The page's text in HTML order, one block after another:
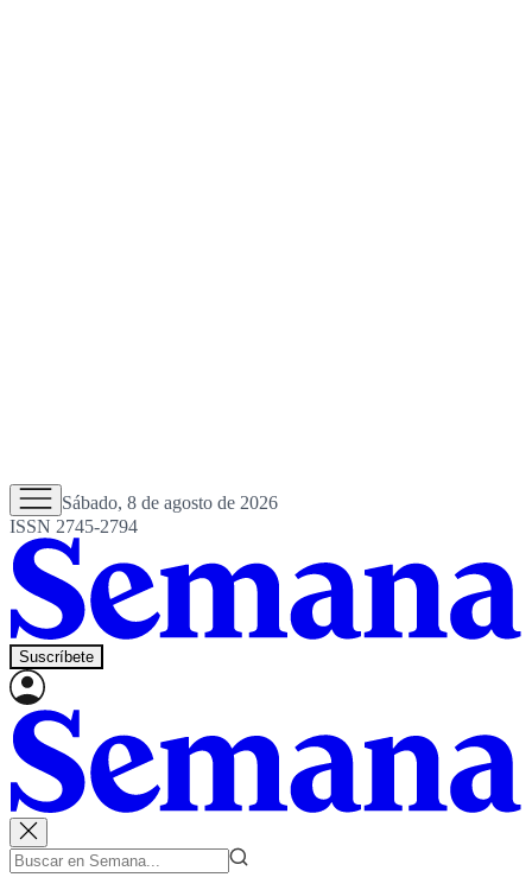
Sábado, 8 de agosto de 2026
ISSN 2745-2794
Suscríbete